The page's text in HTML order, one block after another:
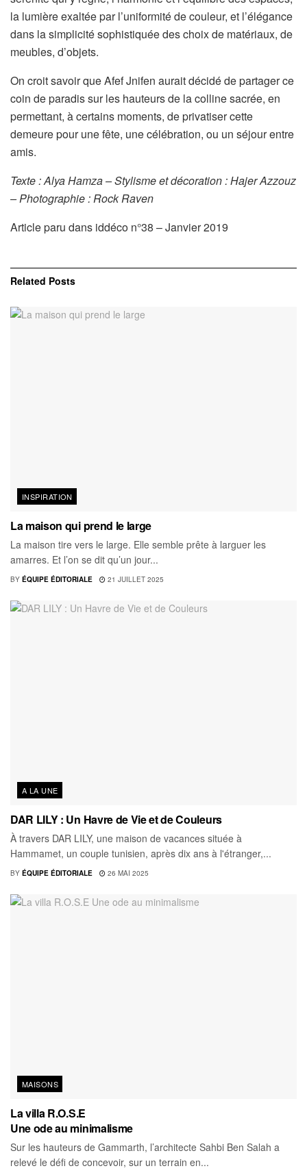
la lumière exaltée par l’uniformité de couleur, et l’élégance
dans la simplicité sophistiquée des choix de matériaux, de
meubles, d’objets.
On croit savoir que Afef Jnifen aurait décidé de partager ce
coin de paradis sur les hauteurs de la colline sacrée, en
permettant, à certains moments, de privatiser cette
demeure pour une fête, une célébration, ou un séjour entre
amis.
Texte : Alya Hamza – Stylisme et décoration : Hajer Azzouz
– Photographie : Rock Raven
Article paru dans iddéco n°38 – Janvier 2019
Related Posts
INSPIRATION
La maison qui prend le large
La maison tire vers le large. Elle semble prête à larguer les
amarres. Et l’on se dit qu’un jour...
BY ÉQUIPE ÉDITORIALE 21 JUILLET 2025
A LA UNE
DAR LILY : Un Havre de Vie et de Couleurs
À travers DAR LILY, une maison de vacances située à
Hammamet, un couple tunisien, après dix ans à l'étranger,...
BY ÉQUIPE ÉDITORIALE 26 MAI 2025
MAISONS
La villa R.O.S.E
Une ode au minimalisme
Sur les hauteurs de Gammarth, l’architecte Sahbi Ben Salah a
relevé le défi de concevoir, sur un terrain en...